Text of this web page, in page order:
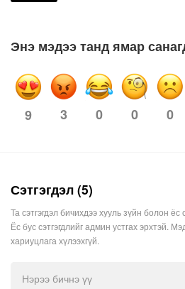
Энэ мэдээ танд ямар
9 3 0 0 0
Сэтгэгдэл (5)
Та сэтгэгдэл бичихдээ хууль зүйн болон
Ёс бус сэтгэгдлийг админ устгах эрхтэй.
хариуцлага хүлээхгүй.